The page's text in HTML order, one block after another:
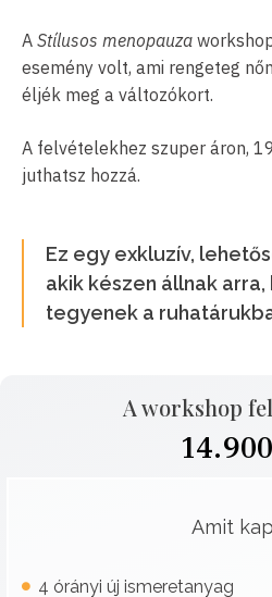
A Stílusos menopauza
esemény volt, ami rengeteg
éljék meg a változókort.
A felvételekhez szuper áron,
juthatsz hozzá.
Ez egy exkluzív,
akik készen állnak
tegyenek a
A workshop
Amit
4 órányi új ismeretanyag